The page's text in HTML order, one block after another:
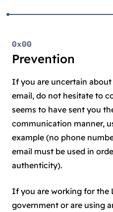
0x00
Prevention
If you are uncertain
email, do not hesitate to
seems to have sent you
communication manner,
example (no phone
email must be used in
authenticity).
If you are working for the
government or are using